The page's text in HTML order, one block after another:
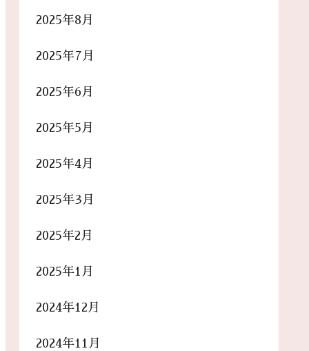
2025年8月
2025年7月
2025年6月
2025年5月
2025年4月
2025年3月
2025年2月
2025年1月
2024年12月
2024年11月